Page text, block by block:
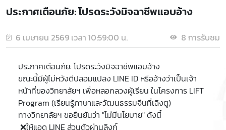
ประกาศเตือนภัย: โปรดระวังมิจฉาชีพแอบอ้าง
6 เมษายน 2569 เวลา 10:59:00 น. 8 การรับชม
ประกาศเตือนภัย: โปรดระวังมิจฉาชีพแอบอ้าง
​ขณะนี้มีผู้ไม่หวังดีปลอมแปลง LINE ID หรืออ้างว่าเป็นเจ้า
หน้าที่ของวิทยาลัยฯ เพื่อหลอกลวงผู้เรียน ในโครงการ LIFT
Program (เรียนรู้ภาษาและวัฒนธรรมจีนที่เฉิงตู)
​ทางวิทยาลัยฯ ขอยืนยันว่า "ไม่มีนโยบาย" ดังนี้
​ ❌ให้แอด LINE ส่วนตัวผ่านลิงก์